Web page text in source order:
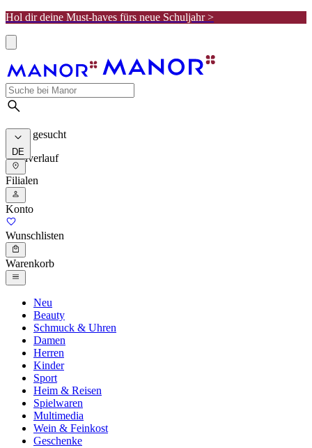
Hol dir deine Must-haves fürs neue Schuljahr >
Meist gesucht
Suchverlauf
DE
Filialen
Konto
Wunschlisten
Warenkorb
Neu
Beauty
Schmuck & Uhren
Damen
Herren
Kinder
Sport
Heim & Reisen
Spielwaren
Multimedia
Wein & Feinkost
Geschenke